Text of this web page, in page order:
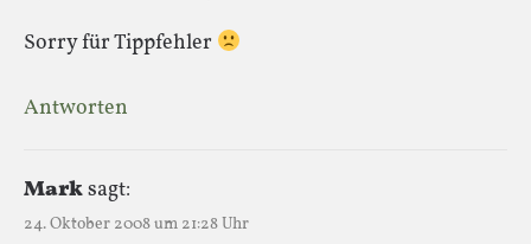
Sorry für Tippfehler
Antworten
Marksagt:
24. Oktober 2008 um 21:28 Uhr